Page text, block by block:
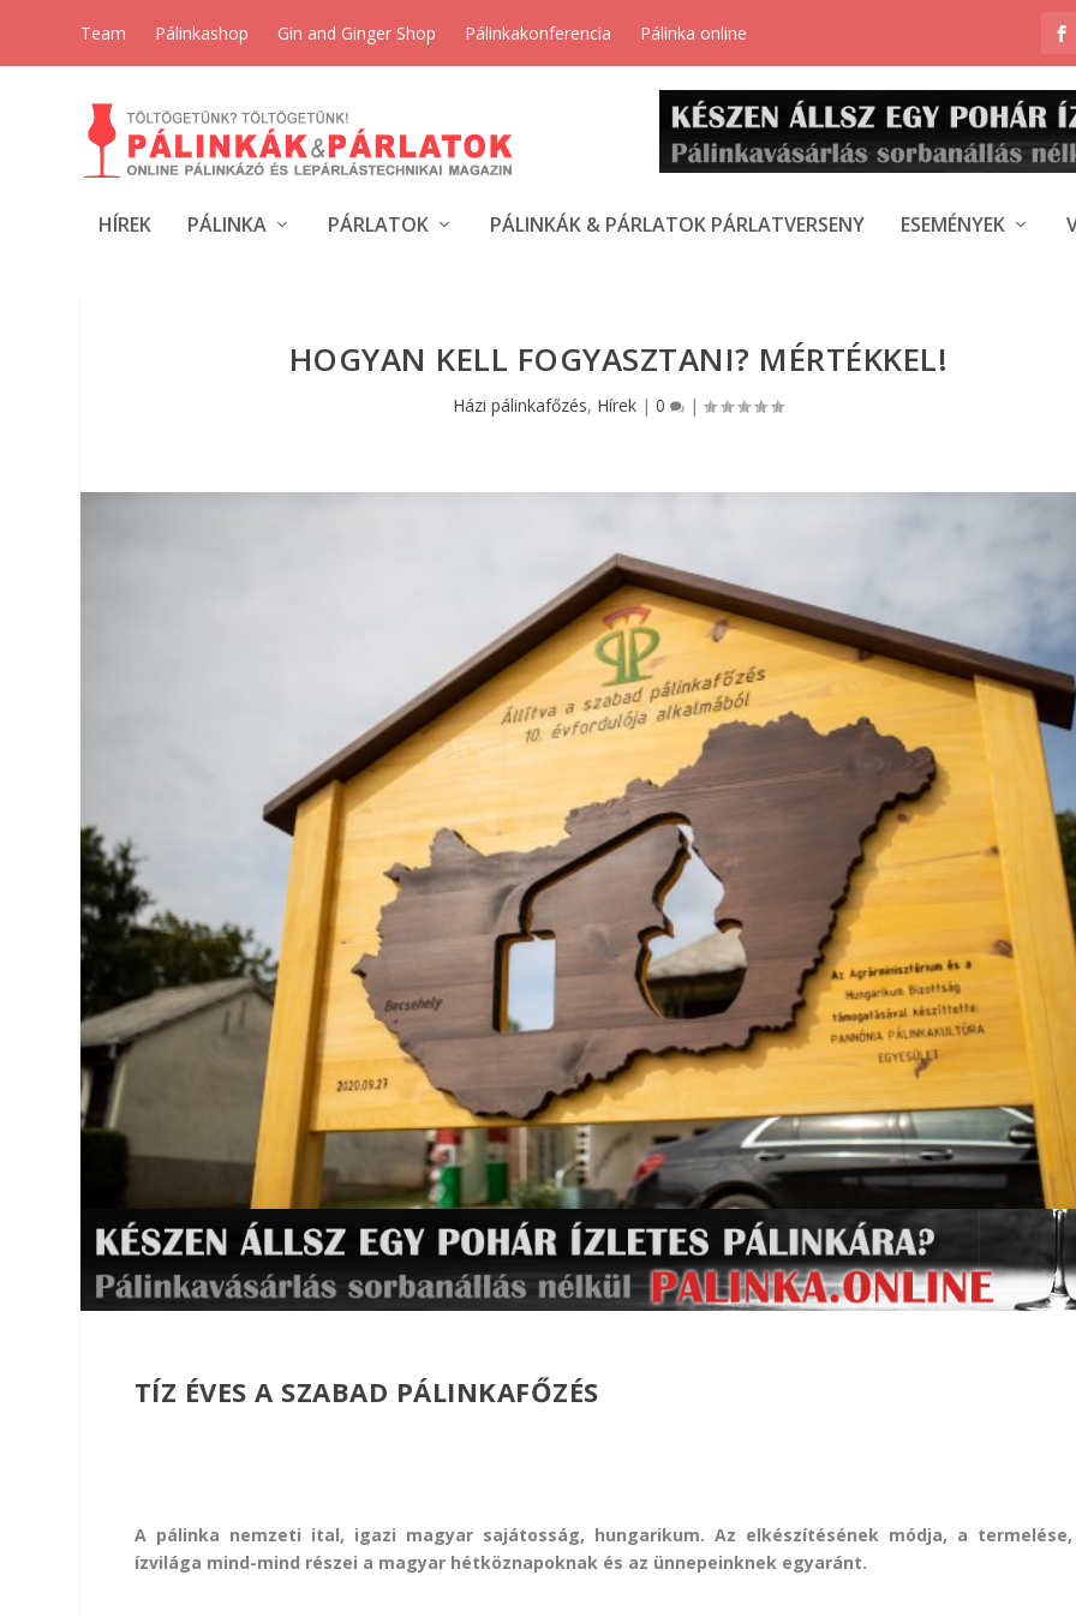
Team Pálinkashop Gin and Ginger Shop Pálinkakonferencia Pálinka online
HÍREK PÁLINKA PÁRLATOK PÁLINKÁK & PÁRLATOK PÁRLATVERSENY ESEMÉNYEK
HOGYAN KELL FOGYASZTANI? MÉRTÉKKEL!
Házi pálinkafőzés, Hírek |0 |
TÍZ ÉVES A SZABAD PÁLINKAFŐZÉS
A pálinka nemzeti ital, igazi magyar sajátosság, hungarikum. Az elkészítésének módja, a
ízvilága mind-mind részei a magyar hétköznapoknak és az ünnepeinknek egyaránt.